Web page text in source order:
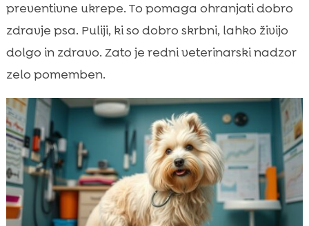
preventivne ukrepe. To pomaga ohranjati dobro
zdravje psa. Puliji, ki so dobro skrbni, lahko živijo
dolgo in zdravo. Zato je redni veterinarski nadzor
zelo pomemben.